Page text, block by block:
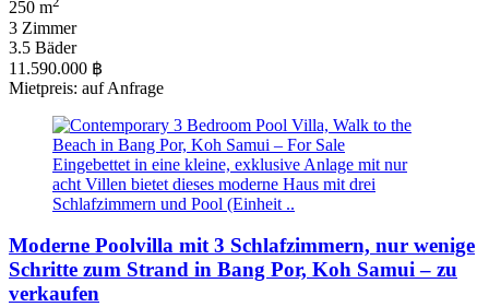
250 m
3 Zimmer
3.5 Bäder
11.590.000 ฿
Mietpreis: auf Anfrage
Eingebettet in eine kleine, exklusive Anlage mit nur
acht Villen bietet dieses moderne Haus mit drei
Schlafzimmern und Pool (Einheit ..
Moderne Poolvilla mit 3 Schlafzimmern, nur wenige
Schritte zum Strand in Bang Por, Koh Samui – zu
verkaufen